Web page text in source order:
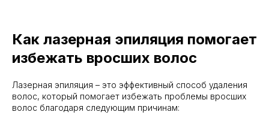
Как лазерная эпиляция помогает
избежать вросших волос
Лазерная эпиляция – это эффективный способ удаления
волос, который помогает избежать проблемы вросших
волос благодаря следующим причинам: